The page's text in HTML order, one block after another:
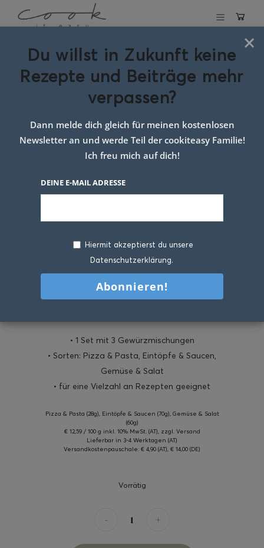
Meine cookiteasy Gewürzlinie
• 1 Set mit 3 Gewürzmischungen
• Sorten: Pizza & Pasta, Eintöpfe & Saucen,
Gemüse & Salat
• für eine Vielzahl an Rezepten geeignet
Pizza & Pasta (28g), Eintöpfe & Saucen (70g), Gemüse & Salat
(60g)
€ 12,59 / 100 g inkl. 10% MwSt. (AT), zzgl. Versand
Lieferbar in 3-4 Werktagen (AT)
Versandkostenpauschale: € 4,90 (AT), € 14,00 (DE)
Vorrätig
- +
×
Du willst in Zukunft keine
Rezepte und Beiträge mehr
verpassen?
Dann melde dich gleich für meinen kostenlosen
Newsletter an und werde Teil der cookiteasy Familie!
Ich freu mich auf dich!
DEINE E-MAIL ADRESSE
Hiermit akzeptierst du unsere
Datenschutzerklärung.